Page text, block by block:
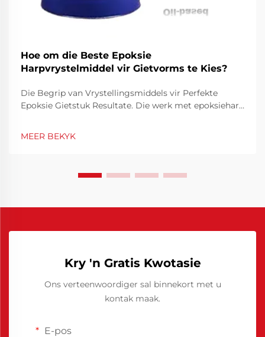
Hoe om die Beste Epoksie
Harpvrystelmiddel vir Gietvorms te Kies?
Die Begrip van Vrystellingsmiddels vir Perfekte
Epoksie Gietstuk Resultate. Die werk met epoksiehars
essensiële gereedskap speel 'n epoksiehars
MEER BEKYK
Kry 'n Gratis Kwotasie
Ons verteenwoordiger sal binnekort met u
kontak maak.
E-pos